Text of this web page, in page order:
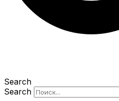
Search
Search